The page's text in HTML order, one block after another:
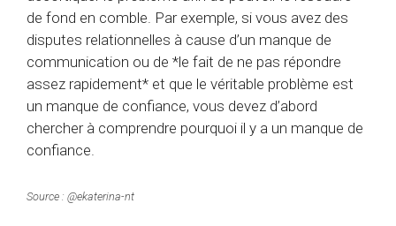
de fond en comble. Par exemple, si vous avez des
disputes relationnelles à cause d’un manque de
communication ou de *le fait de ne pas répondre
assez rapidement* et que le véritable problème est
un manque de confiance, vous devez d’abord
chercher à comprendre pourquoi il y a un manque de
confiance.
Source : @ekaterina-nt